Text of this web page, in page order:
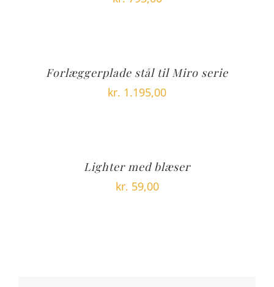
Forlæggerplade stål til Miro serie
kr. 1.195,00
Lighter med blæser
kr. 59,00